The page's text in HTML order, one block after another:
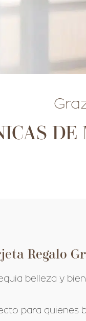
Regalo
belleza y
para quienes